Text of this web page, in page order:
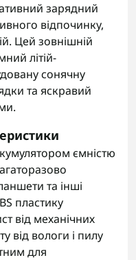
зарядний
відпочинку,
Цей зовнішній
літій-
сонячну
та яскравий
ємністю
та інші
пластику
від механічних
від вологи і пилу
для